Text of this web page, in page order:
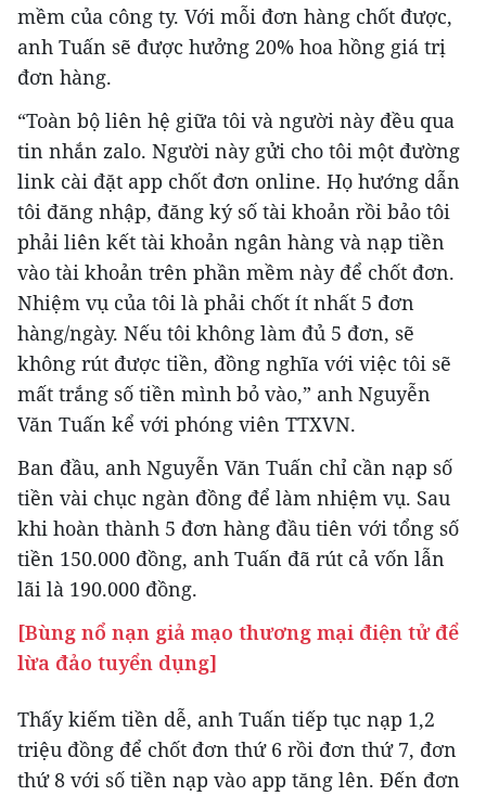
mềm của công ty. Với mỗi đơn hàng chốt được,
anh Tuấn sẽ được hưởng 20% hoa hồng giá trị
đơn hàng.
“Toàn bộ liên hệ giữa tôi và người này đều qua
tin nhắn zalo. Người này gửi cho tôi một đường
link cài đặt app chốt đơn online. Họ hướng dẫn
tôi đăng nhập, đăng ký số tài khoản rồi bảo tôi
phải liên kết tài khoản ngân hàng và nạp tiền
vào tài khoản trên phần mềm này để chốt đơn.
Nhiệm vụ của tôi là phải chốt ít nhất 5 đơn
hàng/ngày. Nếu tôi không làm đủ 5 đơn, sẽ
không rút được tiền, đồng nghĩa với việc tôi sẽ
mất trắng số tiền mình bỏ vào,” anh Nguyễn
Văn Tuấn kể với phóng viên TTXVN.
Ban đầu, anh Nguyễn Văn Tuấn chỉ cần nạp số
tiền vài chục ngàn đồng để làm nhiệm vụ. Sau
khi hoàn thành 5 đơn hàng đầu tiên với tổng số
tiền 150.000 đồng, anh Tuấn đã rút cả vốn lẫn
lãi là 190.000 đồng.
[Bùng nổ nạn giả mạo thương mại điện tử để
lừa đảo tuyển dụng]
Thấy kiếm tiền dễ, anh Tuấn tiếp tục nạp 1,2
triệu đồng để chốt đơn thứ 6 rồi đơn thứ 7, đơn
thứ 8 với số tiền nạp vào app tăng lên. Đến đơn